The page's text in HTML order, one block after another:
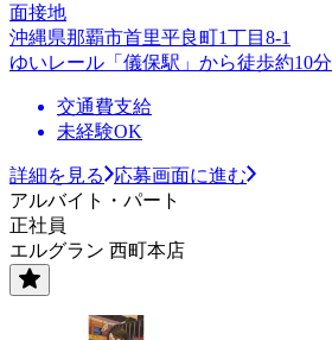
面接地
沖縄県那覇市首里平良町1丁目8-1
ゆいレール「儀保駅」から徒歩約10分
交通費支給
未経験OK
詳細を見る
応募画面に進む
アルバイト・パート
正社員
エルグラン 西町本店